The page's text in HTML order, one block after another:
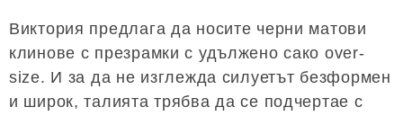
Виктория предлага да носите черни матови
клинове с презрамки с удължено сако over-
size. И за да не изглежда силуетът безформен
и широк, талията трябва да се подчертае с